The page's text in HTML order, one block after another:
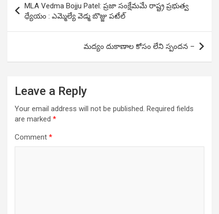
navigation
MLA Vedma Bojju Patel: ప్రజా సంక్షేమమే రాష్ట్ర ప్రభుత్వ
ధ్యేయం : ఎమ్మెల్యే వెడ్మ బొజ్జు పటేల్
మద్యం దుకాణాల కోసం లేని స్పందన –
Leave a Reply
Your email address will not be published. Required fields
are marked *
Comment *